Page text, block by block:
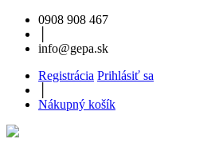
0908 908 467
info@gepa.sk
Registrácia Prihlásiť sa
Nákupný košík